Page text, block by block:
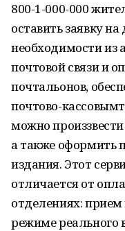
800-1-000-000
оставить заявку
необходимости из
почтовой связи и
почтальонов,
почтово-
можно
а также оформить
издания. Этот
отличается от
отделениях:
режиме реального